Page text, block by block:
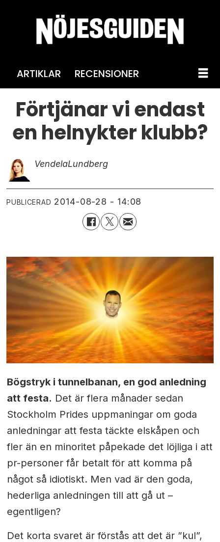
ARTIKLAR RECENSIONER
Förtjänar vi endast
en helnykter klubb?
VendelaLundberg
PUBLICERAD 2014-08-28 - 14:08
Bögstryk i tunnelbanan, en god anledning
att festa. Det är flera månader sedan
Stockholm Prides uppmaningar om goda
anledningar att festa täckte elskåpen och
fler än en minoritet påpekade det löjliga i att
pr-personer får betalt för att komma på
något så idiotiskt. Men vad är den goda,
hederliga anledningen till att gå ut –
egentligen?
Det korta svaret är förstås att det är ”kul”,